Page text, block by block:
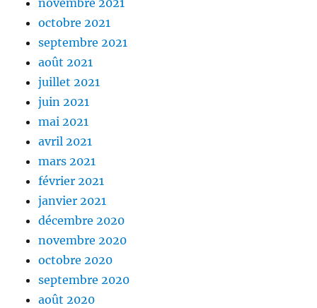
novembre 2021
octobre 2021
septembre 2021
août 2021
juillet 2021
juin 2021
mai 2021
avril 2021
mars 2021
février 2021
janvier 2021
décembre 2020
novembre 2020
octobre 2020
septembre 2020
août 2020